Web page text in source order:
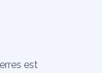
est